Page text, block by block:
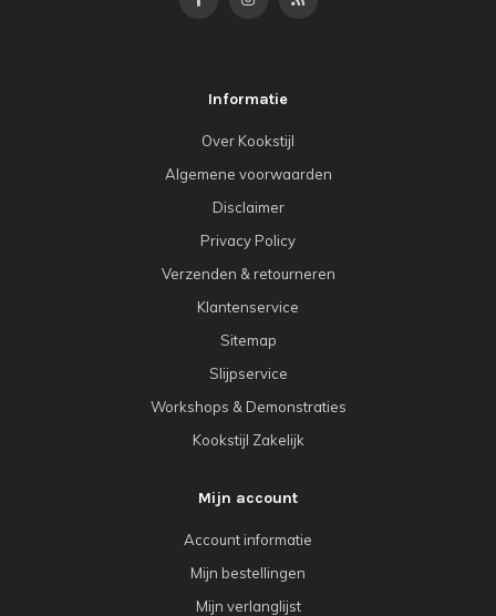
Informatie
Over Kookstijl
Algemene voorwaarden
Disclaimer
Privacy Policy
Verzenden & retourneren
Klantenservice
Sitemap
Slijpservice
Workshops & Demonstraties
Kookstijl Zakelijk
Mijn account
Account informatie
Mijn bestellingen
Mijn verlanglijst